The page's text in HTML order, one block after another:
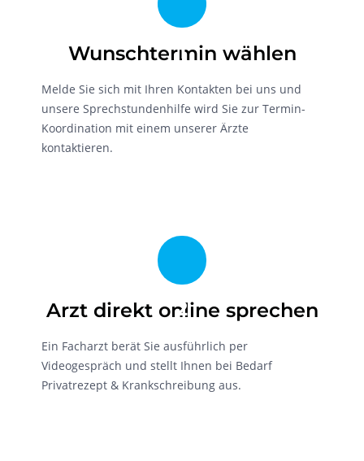
1
Wunschtermin wählen
Melde Sie sich mit Ihren Kontakten bei uns und
unsere Sprechstundenhilfe wird Sie zur Termin-
Koordination mit einem unserer Ärzte
kontaktieren.
2
Arzt direkt online sprechen
Ein Facharzt berät Sie ausführlich per
Videogespräch und stellt Ihnen bei Bedarf
Privatrezept & Krankschreibung aus.